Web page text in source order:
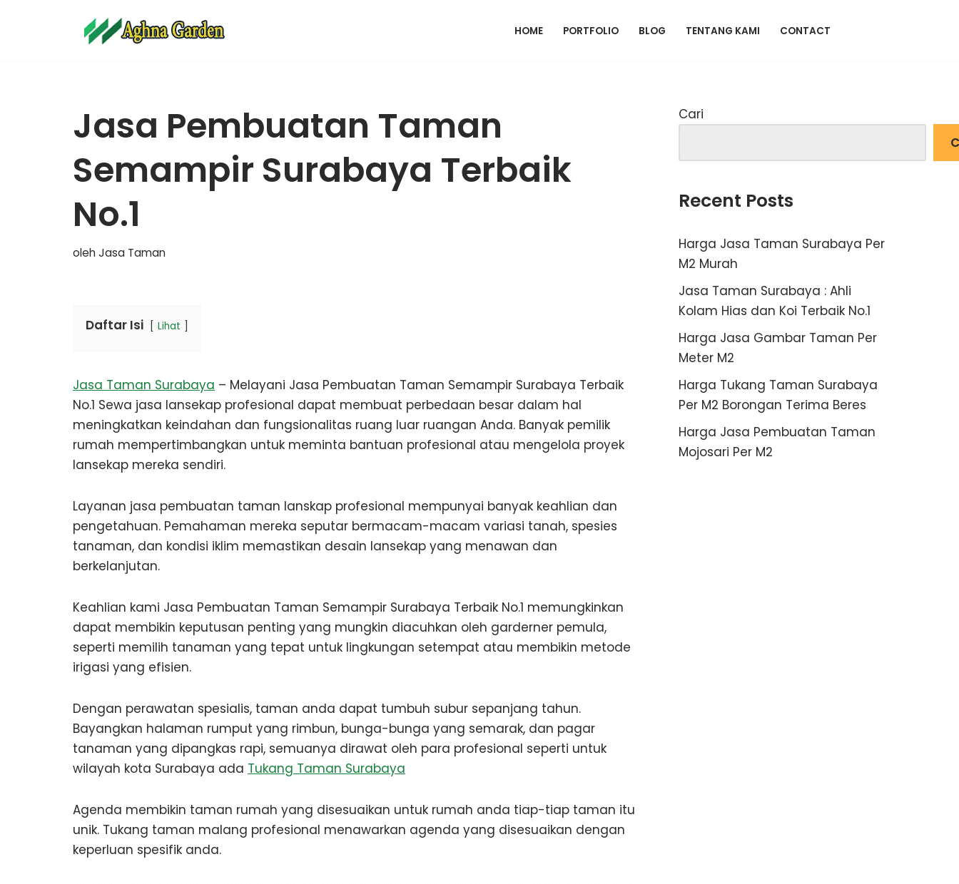
HOME PORTFOLIO BLOG TENTANG KAMI CONTACT
Jasa Pembuatan Taman
Semampir Surabaya Terbaik
No.1
olehJasa Taman
Daftar Isi Lihat
Jasa Taman Surabaya – Melayani Jasa Pembuatan Taman Semampir Surabaya Terbaik
No.1 Sewa jasa lansekap profesional dapat membuat perbedaan besar dalam hal
meningkatkan keindahan dan fungsionalitas ruang luar ruangan Anda. Banyak pemilik
rumah mempertimbangkan untuk meminta bantuan profesional atau mengelola proyek
lansekap mereka sendiri.
Layanan jasa pembuatan taman lanskap profesional mempunyai banyak keahlian dan
pengetahuan. Pemahaman mereka seputar bermacam-macam variasi tanah, spesies
tanaman, dan kondisi iklim memastikan desain lansekap yang menawan dan
berkelanjutan.
Keahlian kami Jasa Pembuatan Taman Semampir Surabaya Terbaik No.1 memungkinkan
dapat membikin keputusan penting yang mungkin diacuhkan oleh garderner pemula,
seperti memilih tanaman yang tepat untuk lingkungan setempat atau membikin metode
irigasi yang efisien.
Dengan perawatan spesialis, taman anda dapat tumbuh subur sepanjang tahun.
Bayangkan halaman rumput yang rimbun, bunga-bunga yang semarak, dan pagar
tanaman yang dipangkas rapi, semuanya dirawat oleh para profesional seperti untuk
wilayah kota Surabaya ada Tukang Taman Surabaya
Agenda membikin taman rumah yang disesuaikan untuk rumah anda tiap-tiap taman itu
unik. Tukang taman malang profesional menawarkan agenda yang disesuaikan dengan
keperluan spesifik anda.
Cari
Recent Posts
Harga Jasa Taman Surabaya Per
M2 Murah
Jasa Taman Surabaya : Ahli
Kolam Hias dan Koi Terbaik No.1
Harga Jasa Gambar Taman Per
Meter M2
Harga Tukang Taman Surabaya
Per M2 Borongan Terima Beres
Harga Jasa Pembuatan Taman
Mojosari Per M2